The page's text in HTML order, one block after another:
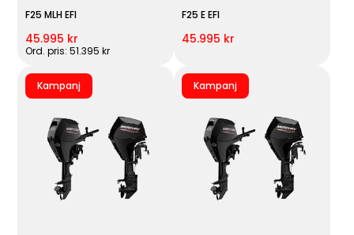
F25 MLH EFI
45.995 kr
Ord. pris: 51.395 kr
F25 E EFI
45.995 kr
Kampanj Kampanj